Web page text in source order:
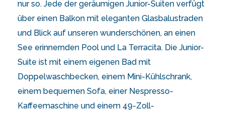
nur so. Jede der geräumigen Junior-Suiten verfügt
über einen Balkon mit eleganten Glasbalustraden
und Blick auf unseren wunderschönen, an einen
See erinnernden Pool und La Terracita. Die Junior-
Suite ist mit einem eigenen Bad mit
Doppelwaschbecken, einem Mini-Kühlschrank,
einem bequemen Sofa, einer Nespresso-
Kaffeemaschine und einem 49-Zoll-